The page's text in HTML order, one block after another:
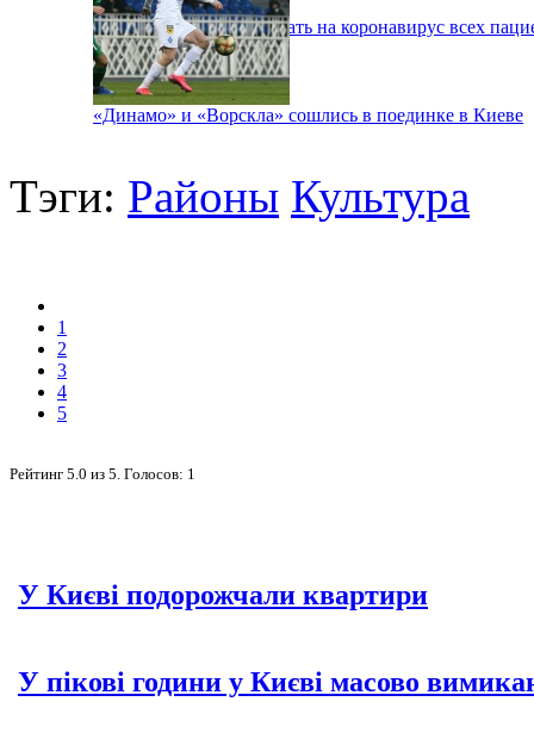
В Киеве будут тестировать на коронавирус всех
«Динамо» и «Ворскла» сошлись в поединке в Киеве
Тэги: Районы Культура
1
2
3
4
5
Рейтинг 5.0 из 5 . Голосов: 1
У Києві подорожчали квартири
У пікові години у Києві масово